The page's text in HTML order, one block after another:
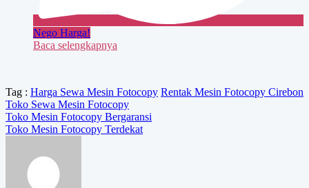
Nego Harga!
Baca selengkapnya
Tag : Harga Sewa Mesin Fotocopy Rentak Mesin Fotocopy Cirebon
Toko Sewa Mesin Fotocopy
Navigasi
pos
Toko Mesin Fotocopy Bergaransi
Toko Mesin Fotocopy Terdekat